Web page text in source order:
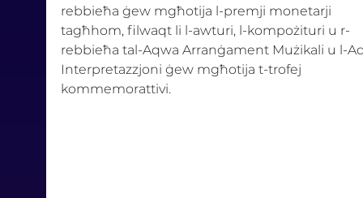
rebbieħa ġew mgħotija l-premji monetarji
tagħhom, filwaqt li l-awturi, l-kompożituri u r-
rebbieħa tal-Aqwa Arranġament Mużikali u l-
Interpretazzjoni ġew mgħotija t-trofej
kommemorattivi.